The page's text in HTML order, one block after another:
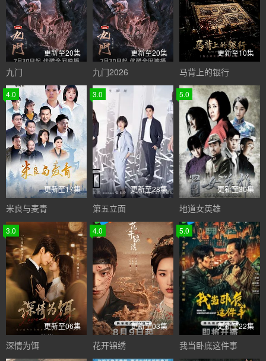
更新至20集
九门
更新至20集
九门2026
更新至10集
马背上的银行
4.0
更新至17集
米良与麦青
3.0
更新至28集
第五立面
5.0
更新至30集
地道女英雄
3.0
更新至06集
深情为饵
4.0
更新至03集
花开锦绣
5.0
更新至22集
我当卧底这件事